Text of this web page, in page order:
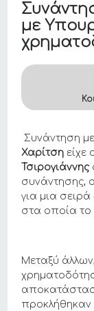
με
Συνάντηση
Χαρίτση είχε
Τσιρογιάννης
συνάντησης,
για μια
στα οποία το
Μεταξύ